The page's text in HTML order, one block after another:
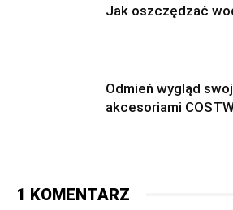
Jak oszczędzać
Odmień wygląd
akcesoriami
1 KOMENTARZ